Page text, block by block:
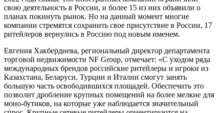
свою деятельность в России, и более 15 из них объявили о
планах покинуть рынок. Но на данный момент многие
компании стремятся сохранить свое присутствие в России, 17
ритейлеров вернулись в Россию под новым именем.
Евгения Хакбердиева, региональный директор департамента
торговой недвижимости NF Group, отмечает: «С уходом ряда
международных брендов российские ритейлеры и игроки из
Казахстана, Беларуси, Турции и Италии смогут занять
большую часть освободившихся площадей. Обеспечить это
позволит дробление крупных помещений на более мелкие для
моно-бутиков, на которые уже наблюдается значительный